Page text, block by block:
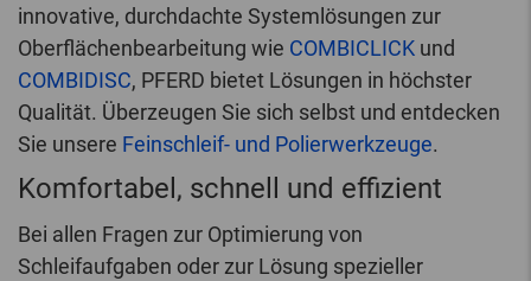
innovative, durchdachte Systemlösungen zur
Oberflächenbearbeitung wie COMBICLICK und
COMBIDISC, PFERD bietet Lösungen in höchster
Qualität. Überzeugen Sie sich selbst und entdecken
Sie unsere Feinschleif- und Polierwerkzeuge.
Komfortabel, schnell und effizient
Bei allen Fragen zur Optimierung von
Schleifaufgaben oder zur Lösung spezieller